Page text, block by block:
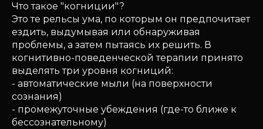
Что такое "когниции"?
Это те рельсы ума, по которым он предпочитает
ездить, выдумывая или обнаруживая
проблемы, а затем пытаясь их решить. В
когнитивно-поведенческой терапии принято
выделять три уровня когниций:
- автоматические мыли (на поверхности
сознания)
- промежуточные убеждения (где-то ближе к
бессознательному)